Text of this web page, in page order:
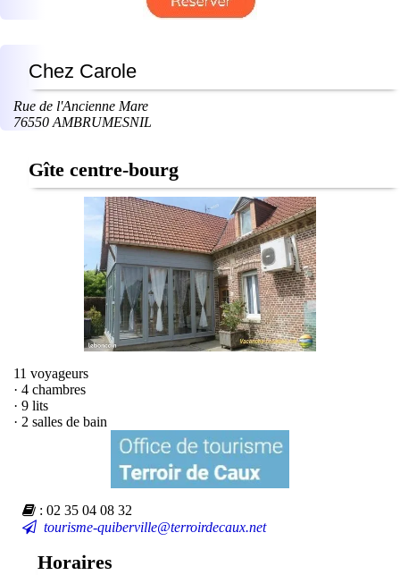
Chez Carole
Rue de l'Ancienne Mare
76550 AMBRUMESNIL
Gîte centre-bourg
11 voyageurs
· 4 chambres
· 9 lits
· 2 salles de bain
: 02 35 04 08 32
tourisme-quiberville@terroirdecaux.net
Horaires